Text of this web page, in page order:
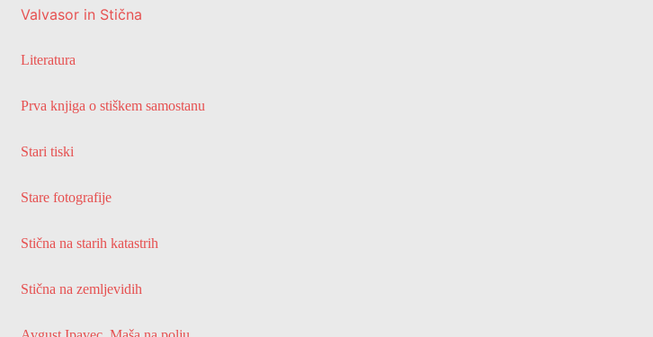
Valvasor in Stična
Literatura
Prva knjiga o stiškem samostanu
Stari tiski
Stare fotografije
Stična na starih katastrih
Stična na zemljevidih